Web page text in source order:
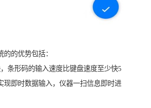
的优势包括：
条形码的输入速度比键盘速度至少快5
现即时数据输入，仪器一扫信息即时进